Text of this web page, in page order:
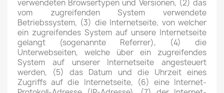
verwendeten Browsertypen und Versionen, (2) das
vom zugreifenden System verwendete
Betriebssystem, (3) die Internetseite, von welcher
ein zugreifendes System auf unsere Internetseite
gelangt (sogenannte Referrer), (4) die
Unterwebseiten, welche über ein zugreifendes
System auf unserer Internetseite angesteuert
werden, (5) das Datum und die Uhrzeit eines
Zugriffs auf die Internetseite, (6) eine Internet-